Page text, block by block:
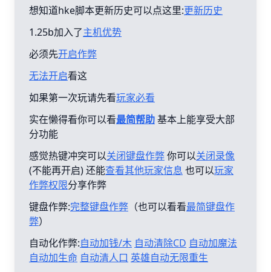
想知道hke脚本更新历史可以点这里:更新历史
1.25b加入了主机优势
必须先开启作弊
无法开启看这
如果第一次玩请先看玩家必看
实在懒得看你可以看最简帮助基本上能享受大部
分功能
感觉热键冲突可以关闭键盘作弊你可以关闭录像
(不能再开启) 还能查看其他玩家信息 也可以玩家
作弊权限分享作弊
键盘作弊:完整键盘作弊 （也可以看看最简键盘作
弊）
自动化作弊:自动加钱/木 自动清除CD 自动加魔法
自动加生命 自动清人口 英雄自动无限重生